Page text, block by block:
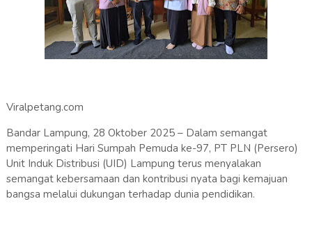
Viralpetang.com
Bandar Lampung, 28 Oktober 2025 – Dalam semangat
memperingati Hari Sumpah Pemuda ke-97, PT PLN (Persero)
Unit Induk Distribusi (UID) Lampung terus menyalakan
semangat kebersamaan dan kontribusi nyata bagi kemajuan
bangsa melalui dukungan terhadap dunia pendidikan.